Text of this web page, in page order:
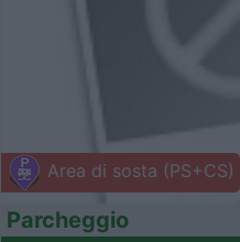
Area di sosta (PS+CS)
Parcheggio